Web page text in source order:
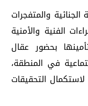
الجنائية والمتفجرات
الفنية والأمنية
بحضور عقال
في المنطقة،
التحقيقات